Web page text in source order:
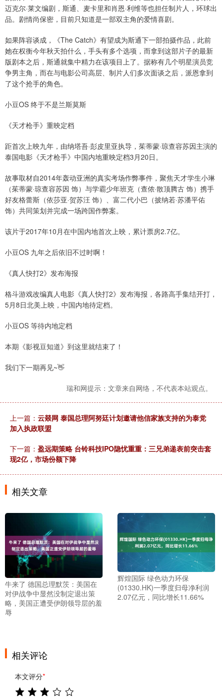
迈克尔·莱文编剧，斯通、麦卡里和肖恩·利维等也担任制片人，环球出
品。剧情尚保密，目前只知道是一部双主角的爱情喜剧。
如果阵容谈成，《The Catch》有望成为斯通下一部拍摄作品，此前
她在权衡今年秋天拍什么，手头有多个选项，而拿到这部片子的最新
版剧本之后，斯通就集中精力在该项目上了。据称有几个明星演员竞
争男主角，而在与电影公司高层、制片人们多次面谈之后，派恩拿到
了这个抢手的角色。
小豆OS 终于不是兰斯莫斯
《天才枪手》重映定档
距首次上映九年，由纳塔吾·彭皮里亚执导，茱蒂蒙·琼查容苏因主演的
泰国电影《天才枪手》中国内地重映定档3月20日。
故事取材自2014年轰动亚洲的真实考场作弊事件，聚焦天才学生小琳
（茱蒂蒙·琼查容苏因 饰）与学霸少年班克（查侬·散顶腾古 饰）携手
好友格蕾斯（依莎亚·贺苏汪 饰）、富二代小巴（披纳若·苏潘平佑
饰）共同策划并完成一场跨国作弊案。
该片于2017年10月在中国内地首次上映，累计票房2.7亿。
小豆OS 九年之后依旧不过时啊！
《真人快打2》发布海报
格斗游戏改编真人电影《真人快打2》发布海报，各路高手集结开打，
5月8日北美上映，中国内地待定档。
小豆OS 等待内地定档
本期《影视豆知道》到这里就结束了！
我们下一期再见~👋
瑞和网提示：文章来自网络，不代表本站观点。
上一篇： 云燚网 泰国总理阿努廷计划邀请他信家族支持的为泰党
加入执政联盟
下一篇： 盈远期策略 台铃科技IPO隐忧重重：三兄弟递表前突击套
现2亿，市场份额下降
相关文章
牛来了 德国总理默茨：美国在
对伊战争中显然没制定退出策
略，美国正遭受伊朗领导层的羞
辱
辉煌国际 绿色动力环保
(01330.HK)一季度归母净利润
2.07亿元，同比增长11.66%
相关评论
本文评分*